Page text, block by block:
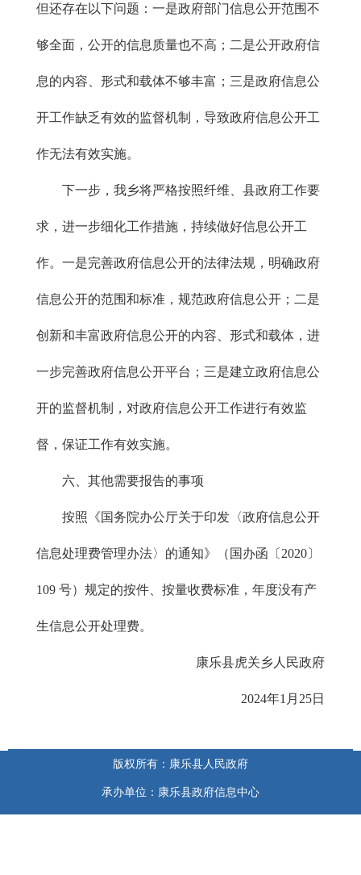
但还存在以下问题：一是政府部门信息公开范围不
够全面，公开的信息质量也不高；二是公开政府信
息的内容、形式和载体不够丰富；三是政府信息公
开工作缺乏有效的监督机制，导致政府信息公开工
作无法有效实施。
下一步，我乡将严格按照纤维、县政府工作要
求，进一步细化工作措施，持续做好信息公开工
作。一是完善政府信息公开的法律法规，明确政府
信息公开的范围和标准，规范政府信息公开；二是
创新和丰富政府信息公开的内容、形式和载体，进
一步完善政府信息公开平台；三是建立政府信息公
开的监督机制，对政府信息公开工作进行有效监
督，保证工作有效实施。
六、其他需要报告的事项
按照《国务院办公厅关于印发〈政府信息公开
信息处理费管理办法〉的通知》（国办函〔2020〕
109 号）规定的按件、按量收费标准，年度没有产
生信息公开处理费。
康乐县虎关乡人民政府
2024年1月25日
版权所有：康乐县人民政府
承办单位：康乐县政府信息中心